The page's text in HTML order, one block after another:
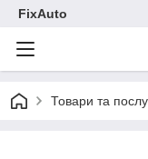
FixAuto
Товари та